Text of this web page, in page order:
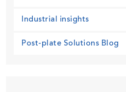
Industrial insights
Post-plate Solutions Blog